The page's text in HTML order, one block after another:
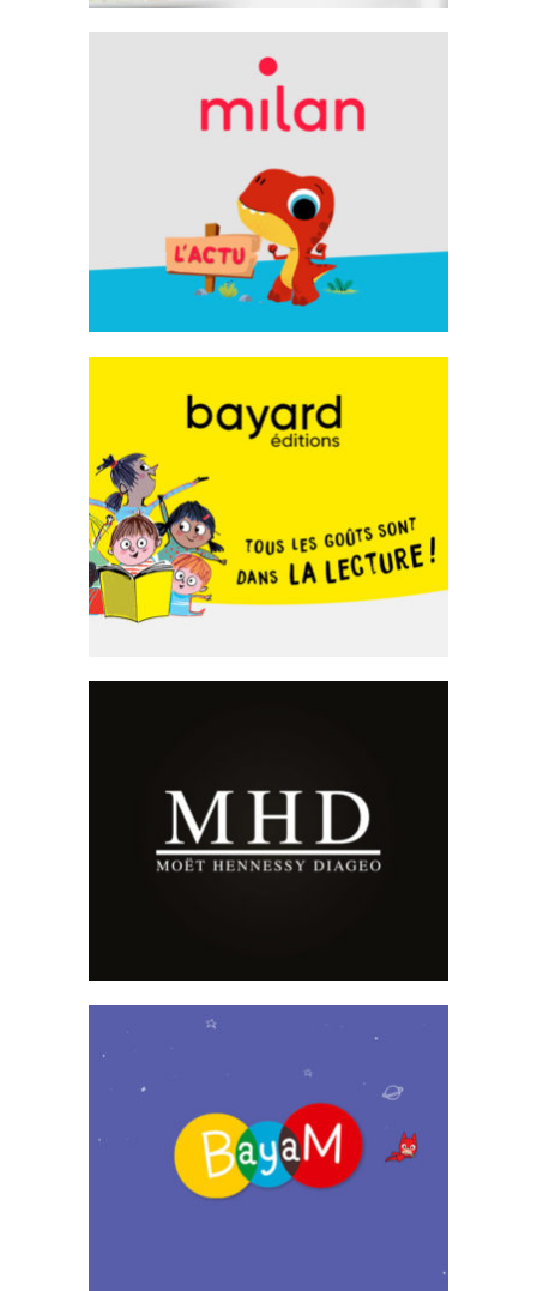
Emailing
Bayard Éditions
Moët Hennessy
Diageo
Emailing
Bayam
Emailing